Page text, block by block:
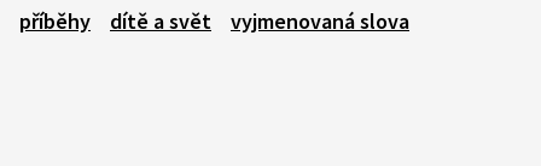
příběhy
dítě a svět vyjmenovaná slova